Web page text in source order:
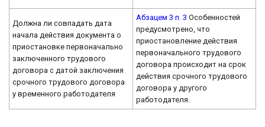
Должна ли совпадать дата
начала действия документа о
приостановке первоначально
заключенного трудового
договора с датой заключения
срочного трудового договора
у временного работодателя
Абзацем 3 п. 3 Особенностей
предусмотрено, что
приостановление действия
первоначального трудового
договора происходит на срок
действия срочного трудового
договора у другого
работодателя.